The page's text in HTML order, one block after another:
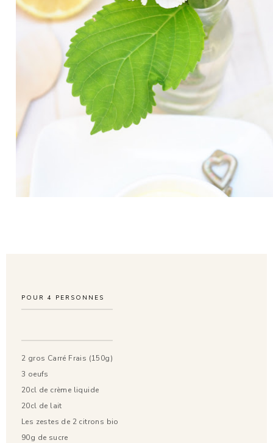
POUR 4 PERSONNES
2 gros Carré Frais (150g)
3 oeufs
20cl de crème liquide
20cl de lait
Les zestes de 2 citrons bio
90g de sucre